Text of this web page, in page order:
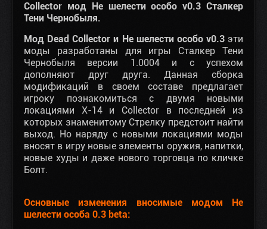
Collector мод Не шелести особо v0.3 Сталкер
Тени Чернобыля.
Мод Dead Collector и Не шелести особо v0.3эти
моды разработаны для игры Сталкер Тени
Чернобыля версии 1.0004 и с успехом
дополняют друг друга. Данная сборка
модификаций в своем составе предлагает
игроку познакомиться с двумя новыми
локациями Х-14 и Collector в последней из
которых знаменитому Стрелку предстоит найти
выход. Но наряду с новыми локациями моды
вносят в игру новые элементы оружия, напитки,
новые худы и даже нового торговца по кличке
Болт.
Основные изменения вносимые модом Не
шелести особа 0.3 beta: